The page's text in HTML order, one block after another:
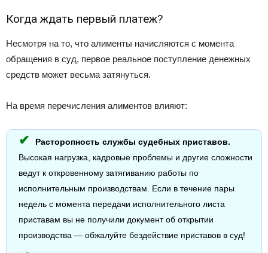
Когда ждать первый платеж?
Несмотря на то, что алименты начисляются с момента
обращения в суд, первое реальное поступление денежных
средств может весьма затянуться.
На время перечисления алиментов влияют:
Расторопность службы судебных приставов.
Высокая нагрузка, кадровые проблемы и другие сложности
ведут к откровенному затягиванию работы по
исполнительным производствам. Если в течение пары
недель с момента передачи исполнительного листа
приставам вы не получили документ об открытии
производства — обжалуйте бездействие приставов в суд!